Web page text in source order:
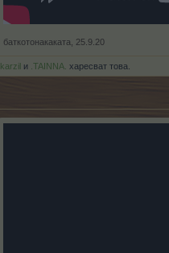
баткотонакаката 25.9.20
karzil и .TAINNA. харесват това.